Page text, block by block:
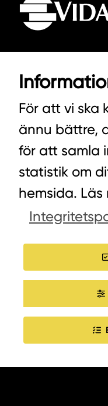
VIDA AB
342 21 ALVESTA
VÄXEL
VÄXEL PELLETS/
HITTA
COOKIES
JOBBA
För att vi ska
ännu bättre,
för att samla
statistik om
hemsida. Läs